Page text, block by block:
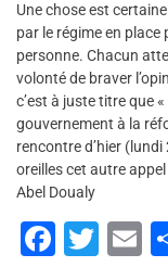
Une chose est
par le régime en place
personne. Chacun
volonté de braver
c’est à juste titre que
gouvernement à la
rencontre d’hier
oreilles cet autre
Abel Doualy
F
T
E